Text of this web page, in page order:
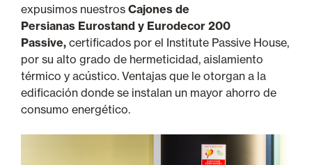
expusimos nuestros Cajones de
Persianas Eurostand y Eurodecor 200
Passive, certificados por el Institute Passive House,
por su alto grado de hermeticidad, aislamiento
térmico y acústico. Ventajas que le otorgan a la
edificación donde se instalan un mayor ahorro de
consumo energético.